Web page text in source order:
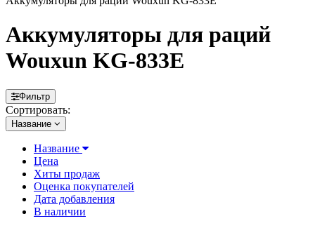
Аккумуляторы для раций
Wouxun KG-833E
Фильтр
Сортировать:
Название
Название
Цена
Хиты продаж
Оценка покупателей
Дата добавления
В наличии